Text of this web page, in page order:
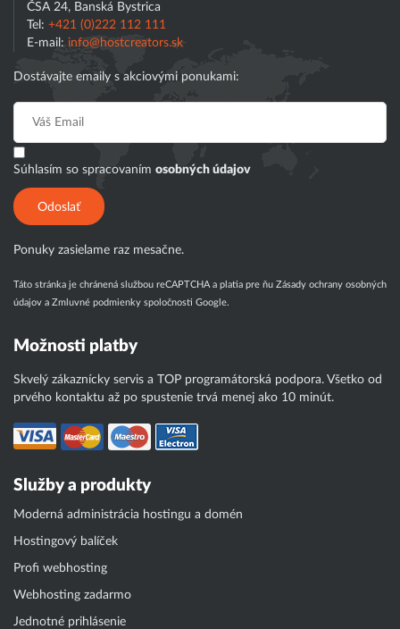
ČSA 24, Banská Bystrica
Tel: +421 (0)222 112 111
E-mail: info@hostcreators.sk
Dostávajte emaily s akciovými ponukami:
Súhlasím so spracovaním osobných údajov
Odoslať
Ponuky zasielame raz mesačne.
Táto stránka je chránená službou reCAPTCHA a platia pre ňu Zásady ochrany osobných
údajov a Zmluvné podmienky spoločnosti Google.
Možnosti platby
Skvelý zákaznícky servis a TOP programátorská podpora. Všetko od
prvého kontaktu až po spustenie trvá menej ako 10 minút.
Služby a produkty
Moderná administrácia hostingu a domén
Hostingový balíček
Profi webhosting
Webhosting zadarmo
Jednotné prihlásenie